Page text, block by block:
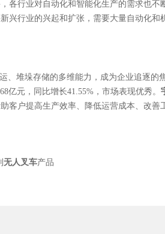
各行业对自动化和智能化生产的需求也不
兴行业的兴起和扩张，需要大量自动化和
、堆垛存储的多维能力，成为企业追逐的
亿元 ，同比增长41.55% ，市场表现优秀。
客户提高生产效率、降低运营成本、改善
无人叉车产品